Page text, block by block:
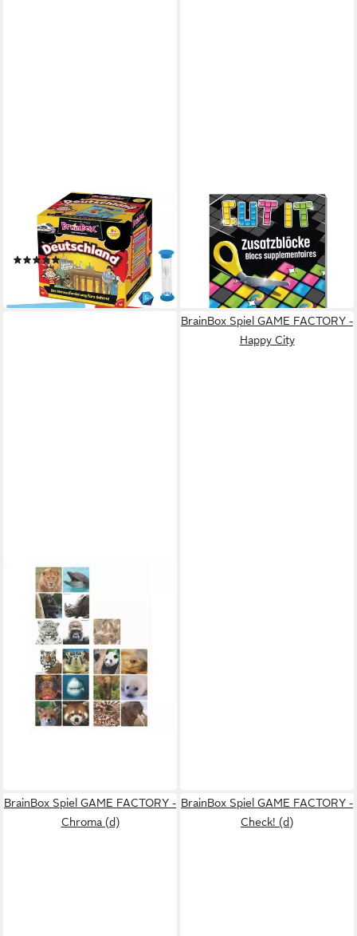
BRAINBOX
Spiel Deutschland,
Gedächtnisspiel
(13)
21,89 €
lieferbar - in 3-4 Werktagen bei dir
BRAINBOX
Spiel Cut it Zusatzblöcke
ab 11,25 €
lieferbar - in 3-4 Werktagen bei dir
Spiel WWF Memo-Spiel
"Selfies", Wissenspiel
ab 16,19 €
leider ausverkauft
BrainBox Spiel GAME FACTORY -
Happy City
BrainBox Spiel GAME FACTORY -
Chroma (d)
BrainBox Spiel GAME FACTORY -
Check! (d)